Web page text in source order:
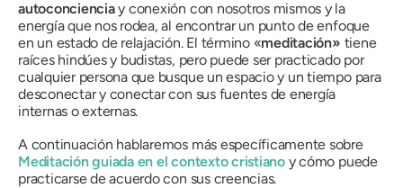
autoconcienciay conexión con nosotros mismos y la
energía que nos rodea, al encontrar un punto de enfoque
en un estado de relajación. El término «meditación» tiene
raíces hindúes y budistas, pero puede ser practicado por
cualquier persona que busque un espacio y un tiempo para
desconectar y conectar con sus fuentes de energía
internas o externas.
A continuación hablaremos más específicamente sobre
Meditación guiada en el contexto cristianoy cómo puede
practicarse de acuerdo con sus creencias.